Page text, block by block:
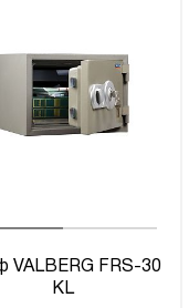
VALBERG FRS-30
KL